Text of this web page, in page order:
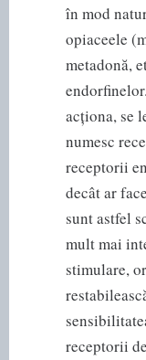
în mod
opiaceele
metadonă,
acționa, se
numesc
receptorii
decât ar
sunt astfel
mult mai
stimulare,
receptorii